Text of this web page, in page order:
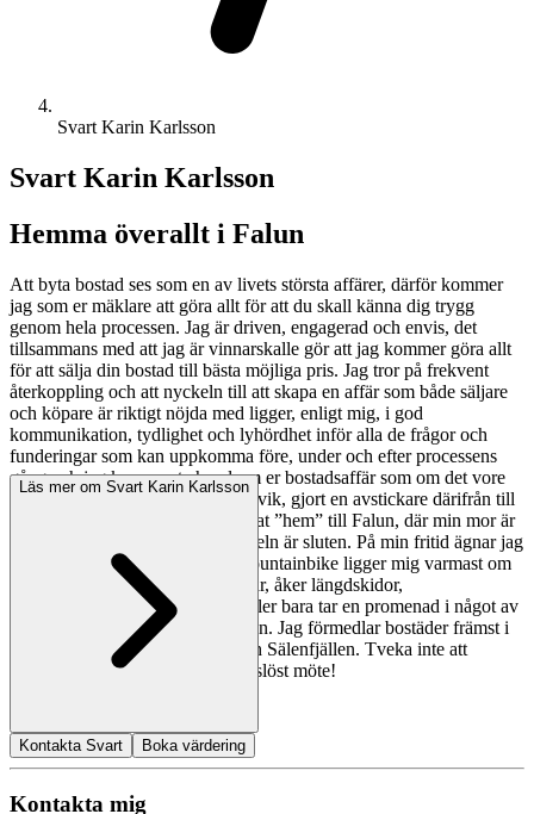
Svart Karin Karlsson
Svart Karin Karlsson
Hemma överallt i Falun
Att byta bostad ses som en av livets största affärer, därför kommer
jag som er mäklare att göra allt för att du skall känna dig trygg
genom hela processen. Jag är driven, engagerad och envis, det
tillsammans med att jag är vinnarskalle gör att jag kommer göra allt
för att sälja din bostad till bästa möjliga pris. Jag tror på frekvent
återkoppling och att nyckeln till att skapa en affär som både säljare
och köpare är riktigt nöjda med ligger, enligt mig, i god
kommunikation, tydlighet och lyhördhet inför alla de frågor och
funderingar som kan uppkomma före, under och efter processens
gång och jag kommer ta hand om er bostadsaffär som om det vore
min egna. Jag är uppvuxen i Rättvik, gjort en avstickare därifrån till
Stockholm i 13 år och har nu hittat ”hem” till Falun, där min mor är
uppvuxen och jag känner att cirkeln är sluten. På min fritid ägnar jag
mig åt cykling i all form, men mountainbike ligger mig varmast om
hjärtat. Paddlar kajak, styrketränar, åker längdskidor,
långfärdsskridskor, snowboard eller bara tar en promenad i något av
Dalarnas fantastiska naturområden. Jag förmedlar bostäder främst i
Falun, Rättvik, Leksand, Idre och Sälenfjällen. Tveka inte att
kontakta mig för ett förutsättningslöst möte!
Läs mer om Svart Karin Karlsson
Kontakta Svart Boka värdering
Kontakta mig